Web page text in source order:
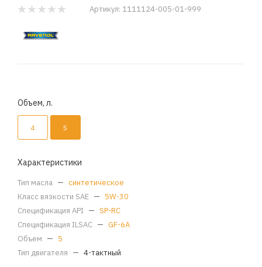
Артикул: 1111124-005-01-999
Объем, л.
4 5
Характеристики
Тип масла — синтетическое
Класс вязкости SAE — 5W-30
Спецификация API — SP-RC
Спецификация ILSAC — GF-6A
Объем — 5
Тип двигателя — 4-тактный